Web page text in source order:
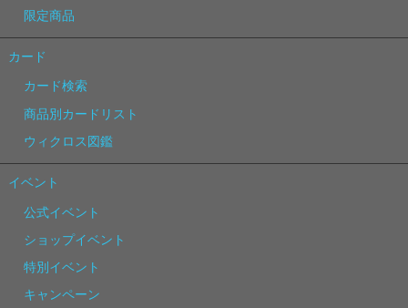
限定商品
カード
カード検索
商品別カードリスト
ウィクロス図鑑
イベント
公式イベント
ショップイベント
特別イベント
キャンペーン